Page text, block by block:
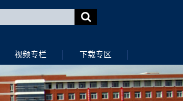
视频专栏 下载专区